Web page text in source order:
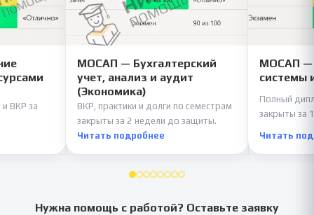
и ВКР за
МОСАП — Бухгалтерский
учет, анализ и аудит
(Экономика)
ВКР, практики и долги по семестрам
закрыты за 2 недели до защиты.
Читать подробнее
МОСАП —
системы
Полный
закрыты за
Читать
Нужна помощь с работой? Оставьте заявку